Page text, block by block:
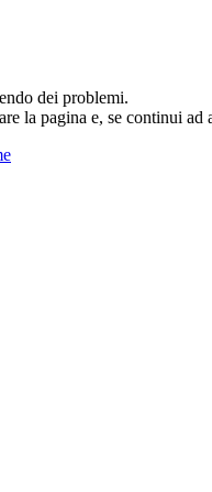
dei problemi.
la pagina e, se continui